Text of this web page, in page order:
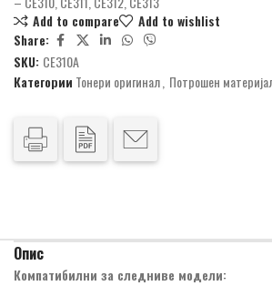
Add to compare
Add to wishlist
Share:
SKU: CE310A
Категории Тонери оригинал, Потрошен
Опис
Компатибилни за следниве модели: